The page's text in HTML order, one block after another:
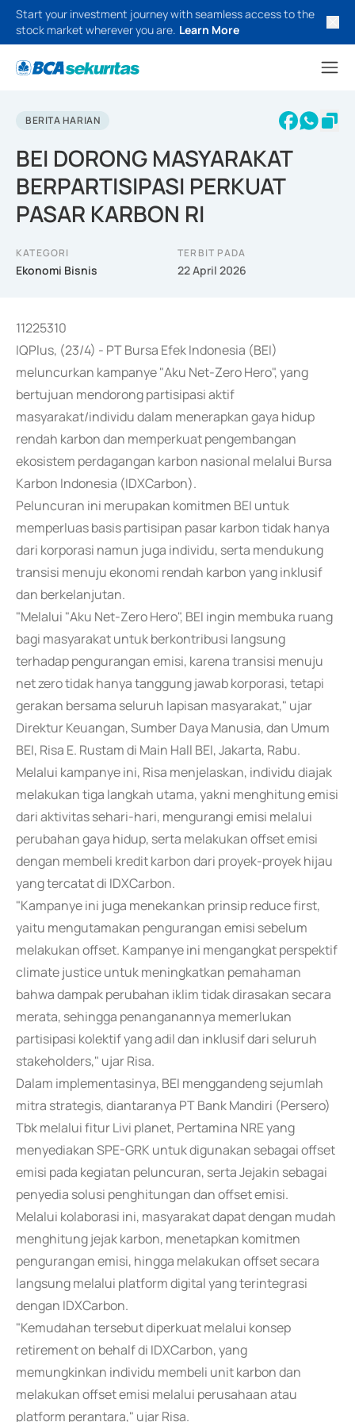
Start your investment journey with seamless access to the
stock market wherever you are. Learn More
BERITA HARIAN
BEI DORONG MASYARAKAT
BERPARTISIPASI PERKUAT
PASAR KARBON RI
KATEGORI
Ekonomi Bisnis
TERBIT PADA
22 April 2026
11225310
IQPlus, (23/4) - PT Bursa Efek Indonesia (BEI)
meluncurkan kampanye "Aku Net-Zero Hero", yang
bertujuan mendorong partisipasi aktif
masyarakat/individu dalam menerapkan gaya hidup
rendah karbon dan memperkuat pengembangan
ekosistem perdagangan karbon nasional melalui Bursa
Karbon Indonesia (IDXCarbon).
Peluncuran ini merupakan komitmen BEI untuk
memperluas basis partisipan pasar karbon tidak hanya
dari korporasi namun juga individu, serta mendukung
transisi menuju ekonomi rendah karbon yang inklusif
dan berkelanjutan.
"Melalui "Aku Net-Zero Hero", BEI ingin membuka ruang
bagi masyarakat untuk berkontribusi langsung
terhadap pengurangan emisi, karena transisi menuju
net zero tidak hanya tanggung jawab korporasi, tetapi
gerakan bersama seluruh lapisan masyarakat," ujar
Direktur Keuangan, Sumber Daya Manusia, dan Umum
BEI, Risa E. Rustam di Main Hall BEI, Jakarta, Rabu.
Melalui kampanye ini, Risa menjelaskan, individu diajak
melakukan tiga langkah utama, yakni menghitung emisi
dari aktivitas sehari-hari, mengurangi emisi melalui
perubahan gaya hidup, serta melakukan offset emisi
dengan membeli kredit karbon dari proyek-proyek hijau
yang tercatat di IDXCarbon.
"Kampanye ini juga menekankan prinsip reduce first,
yaitu mengutamakan pengurangan emisi sebelum
melakukan offset. Kampanye ini mengangkat perspektif
climate justice untuk meningkatkan pemahaman
bahwa dampak perubahan iklim tidak dirasakan secara
merata, sehingga penanganannya memerlukan
partisipasi kolektif yang adil dan inklusif dari seluruh
stakeholders," ujar Risa.
Dalam implementasinya, BEI menggandeng sejumlah
mitra strategis, diantaranya PT Bank Mandiri (Persero)
Tbk melalui fitur Livi planet, Pertamina NRE yang
menyediakan SPE-GRK untuk digunakan sebagai offset
emisi pada kegiatan peluncuran, serta Jejakin sebagai
penyedia solusi penghitungan dan offset emisi.
Melalui kolaborasi ini, masyarakat dapat dengan mudah
menghitung jejak karbon, menetapkan komitmen
pengurangan emisi, hingga melakukan offset secara
langsung melalui platform digital yang terintegrasi
dengan IDXCarbon.
"Kemudahan tersebut diperkuat melalui konsep
retirement on behalf di IDXCarbon, yang
memungkinkan individu membeli unit karbon dan
melakukan offset emisi melalui perusahaan atau
platform perantara," ujar Risa.